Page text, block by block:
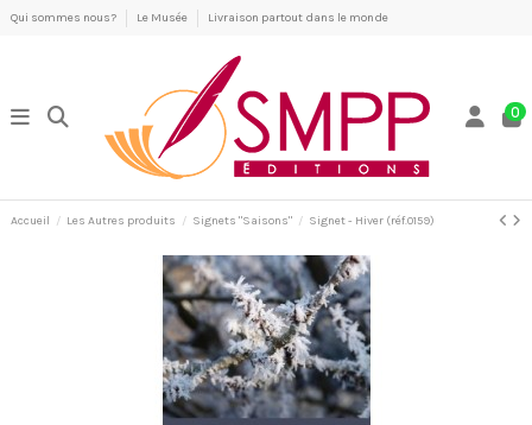
Qui sommes nous? Le Musée Livraison partout dans le monde
0
Accueil Les Autres produits Signets "Saisons" Signet - Hiver (réf.0159)